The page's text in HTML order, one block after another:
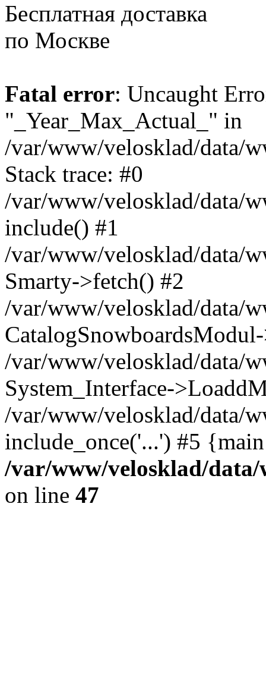
Бесплатная доставка
по Москве
Fatal error: Uncaught
"_Year_Max_Actual_" in
/var/www/velosklad/data/
Stack trace: #0
/var/www/velosklad/data/
include() #1
/var/www/velosklad/data/
Smarty->fetch() #2
/var/www/velosklad/data/
/var/www/velosklad/data/
System_Interface-
/var/www/velosklad/data/
include_once('...') #5
/var/www/velosklad/
on line 47